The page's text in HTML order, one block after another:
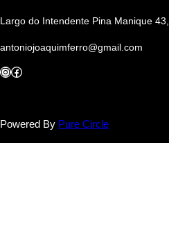
Largo do Intendente Pina Manique
antoniojoaquimferro@gmail.com
InstagramFacebook
Powered By Pure Circle